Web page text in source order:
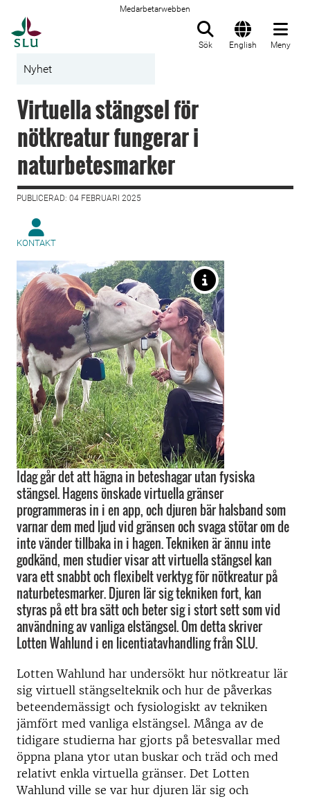
Medarbetarwebben
Sök English Meny
Nyhet
Virtuella stängsel för
nötkreatur fungerar i
naturbetesmarker
PUBLICERAD: 04 FEBRUARI 2025
KONTAKT
Idag går det att hägna in beteshagar utan fysiska
stängsel. Hagens önskade virtuella gränser
programmeras in i en app, och djuren bär halsband som
varnar dem med ljud vid gränsen och svaga stötar om de
inte vänder tillbaka in i hagen. Tekniken är ännu inte
godkänd, men studier visar att virtuella stängsel kan
vara ett snabbt och flexibelt verktyg för nötkreatur på
naturbetesmarker. Djuren lär sig tekniken fort, kan
styras på ett bra sätt och beter sig i stort sett som vid
användning av vanliga elstängsel. Om detta skriver
Lotten Wahlund i en licentiatavhandling från SLU.
Lotten Wahlund har undersökt hur nötkreatur lär
sig virtuell stängselteknik och hur de påverkas
beteendemässigt och fysiologiskt av tekniken
jämfört med vanliga elstängsel. Många av de
tidigare studierna har gjorts på betesvallar med
öppna plana ytor utan buskar och träd och med
relativt enkla virtuella gränser. Det Lotten
Wahlund ville se var hur djuren lär sig och